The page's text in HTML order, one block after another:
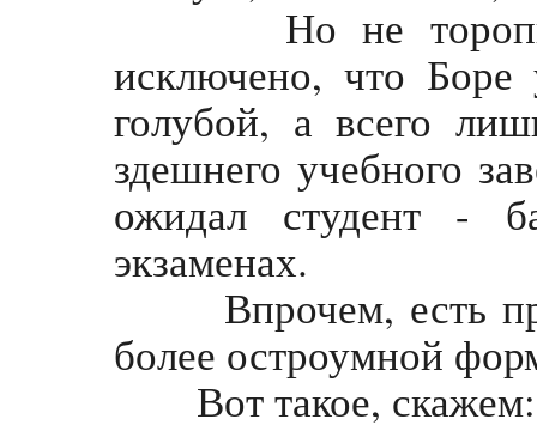
Но не
исключено, что
голубой, а всего
здешнего учебного
ожидал студент -
экзаменах.
Впрочем, есть
более остроумной
Вот такое, скажем: